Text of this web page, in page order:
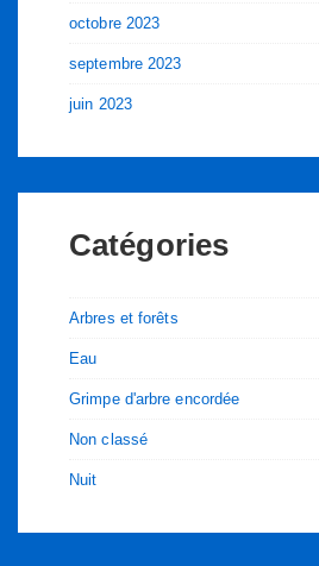
octobre 2023
septembre 2023
juin 2023
Catégories
Arbres et forêts
Eau
Grimpe d'arbre encordée
Non classé
Nuit